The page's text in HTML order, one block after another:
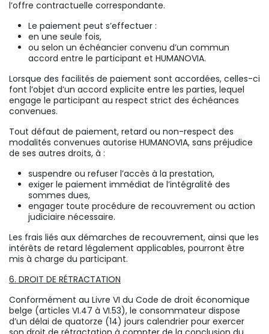
l’offre contractuelle correspondante.
Le paiement peut s’effectuer :
en une seule fois,
ou selon un échéancier convenu d’un commun
accord entre le participant et HUMANOVIA.
Lorsque des facilités de paiement sont accordées, celles-ci
font l’objet d’un accord explicite entre les parties, lequel
engage le participant au respect strict des échéances
convenues.
Tout défaut de paiement, retard ou non-respect des
modalités convenues autorise HUMANOVIA, sans préjudice
de ses autres droits, à :
suspendre ou refuser l’accès à la prestation,
exiger le paiement immédiat de l’intégralité des
sommes dues,
engager toute procédure de recouvrement ou action
judiciaire nécessaire.
Les frais liés aux démarches de recouvrement, ainsi que les
intérêts de retard légalement applicables, pourront être
mis à charge du participant.
6. DROIT DE RÉTRACTATION
Conformément au Livre VI du Code de droit économique
belge (articles VI.47 à VI.53), le consommateur dispose
d’un délai de quatorze (14) jours calendrier pour exercer